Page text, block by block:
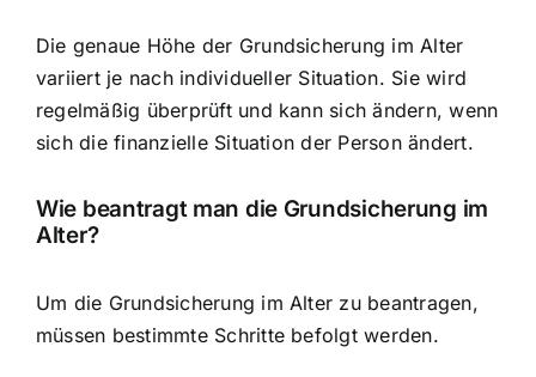
Die genaue Höhe der Grundsicherung im Alter
variiert je nach individueller Situation. Sie wird
regelmäßig überprüft und kann sich ändern, wenn
sich die finanzielle Situation der Person ändert.
Wie beantragt man die Grundsicherung im
Alter?
Um die Grundsicherung im Alter zu beantragen,
müssen bestimmte Schritte befolgt werden.